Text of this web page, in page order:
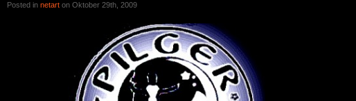
Posted in netart on Oktober 29th, 2009